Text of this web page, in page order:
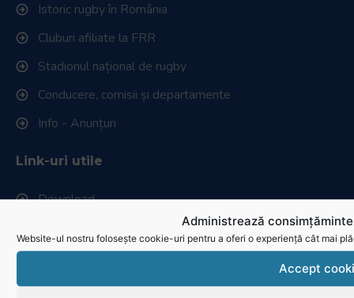
Administrează
Website-ul nostru folosește cookie-uri pentru a oferi o experiență cât mai
Accept
Istoric rugby în România
Cluburi afiliate la FRR
Stadionul național de rugby
Conducere, comisii și departamente
Info - Anunțuri
Link-uri utile
Download
Politica de utilizare cookies